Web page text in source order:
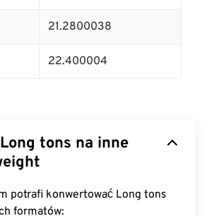
21.2800038
22.400004
tons na inne
potrafi konwertować Long tons
formatów: